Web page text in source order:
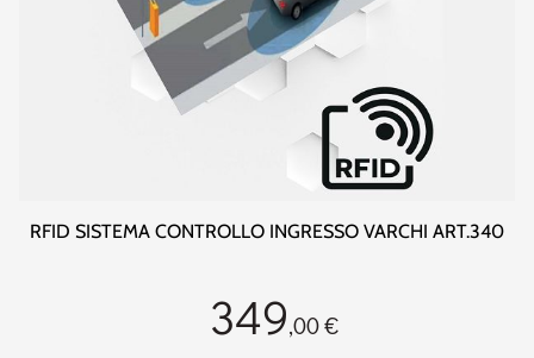
RFID SISTEMA CONTROLLO INGRESSO VARCHI ART.340
349,00 €